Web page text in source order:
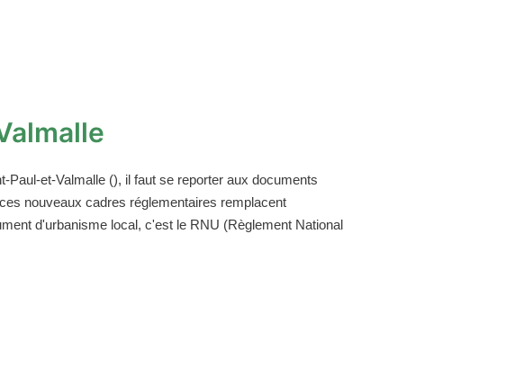
et-Valmalle (), il faut se reporter aux documents
nouveaux cadres réglementaires remplacent
d'urbanisme local, c'est le RNU (Règlement National